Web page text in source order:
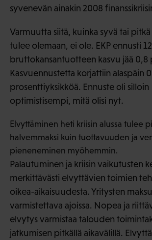
syvenevän ainakin 2008
Varmuutta siitä, kuinka syvä tai
tulee olemaan, ei ole. EKP ennusti
bruttokansantuotteen kasvu jää 0,8
Kasvuennustetta korjattiin alaspäin
prosenttiyksikköä. Ennuste oli silloin
optimistisempi, mitä olisi nyt.
Elvyttäminen heti kriisin alussa tulee
halvemmaksi kuin tuottavuuden ja
pieneneminen myöhemmin.
Palautuminen ja kriisin vaikutusten
merkittävästi elvyttävien toimien
oikea-aikaisuudesta. Yritysten
varmistettava ajoissa. Nopea ja
elvytys varmistaa talouden
jatkumisen pitkällä aikavälillä.